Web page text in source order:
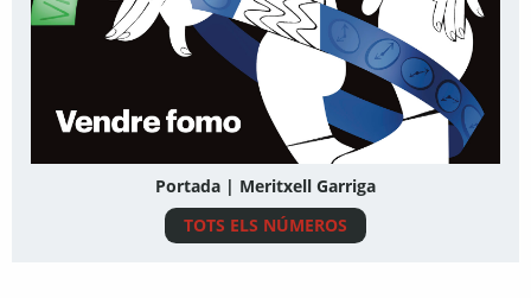
Portada | Meritxell Garriga
TOTS ELS NÚMEROS